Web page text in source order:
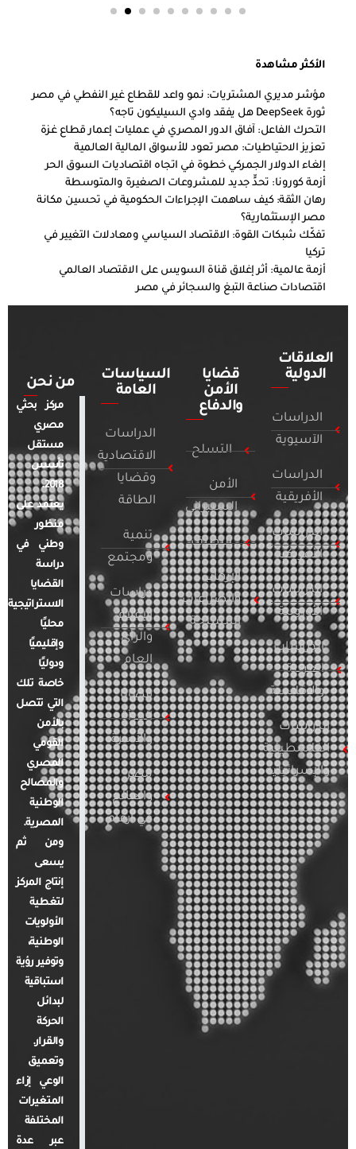
الأكثر مشاهدة
مؤشر مديري المشتريات: نمو واعد للقطاع غير النفطي في مصر
ثورة DeepSeek هل يفقد وادي السيليكون تاجه؟
التحرك الفاعل: آفاق الدور المصري في عمليات إعمار قطاع غزة
تعزيز الاحتياطيات: مصر تعود للأسواق المالية العالمية
إلغاء الدولار الجمركي خطوة في اتجاه اقتصاديات السوق الحر
أزمة كورونا: تحدٍّ جديد للمشروعات الصغيرة والمتوسطة
رهان الثقة: كيف ساهمت الإجراءات الحكومية في تحسين مكانة
مصر الإستثمارية؟
تفكّك شبكات القوة: الاقتصاد السياسي ومعادلات التغيير في
تركيا
أزمة عالمية: أثر إغلاق قناة السويس على الاقتصاد العالمي
اقتصادات صناعة التبغ والسجائر في مصر
العلاقات
الدولية
الدراسات
الآسيوية
الدراسات
الأفريقية
الدراسات
الأمريكية
الدراسات
الأوروبية
الدراسات
العربية
والإقليمية
الدراسات
الفلسطينية
والإسرائيلية
قضايا
الأمن
والدفاع
التسلح
الأمن
السيبراني
التطرف
الإرهاب
والصراعات
المسلحة
السياسات
العامة
الدراسات
الاقتصادية
وقضايا
الطاقة
تنمية
ومجتمع
دراسات
الإعلام
والرأي
العام
قضايا
المرأة
والأسرة
مصر
والعالم
في أرقام
من نحن
مركز بحثي
مصري
مستقل
تأسس
2018.
يعتمد على
منظور
وطني في
دراسة
القضايا
الاستراتيجية
محليًا
وإقليميًا
ودوليًا
خاصة تلك
التي تتصل
بالأمن
القومي
المصري
والمصالح
الوطنية
المصرية.
ومن ثم
يسعى
إنتاج المركز
لتغطية
الأولويات
الوطنية،
وتوفير رؤية
استباقية
لبدائل
الحركة
والقرار.
وتعميق
الوعي إزاء
المتغيرات
المختلفة
عبر عدة